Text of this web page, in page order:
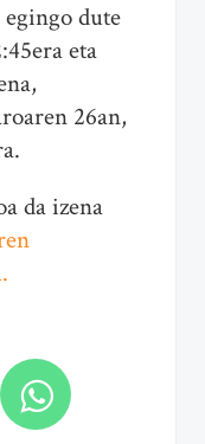
egingo dute
eta
26an,
da izena